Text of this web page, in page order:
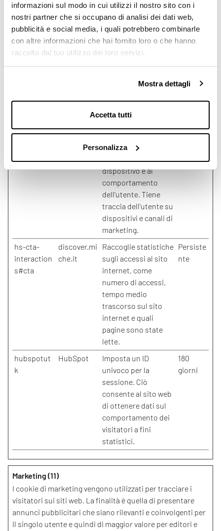
informazioni sul modo in cui utilizzi il nostro sito con i
nostri partner che si occupano di analisi dei dati web,
pubblicità e social media, i quali potrebbero combinarle
con altre informazioni che hai fornito loro o che hanno
raccolto dal tuo utilizzo dei loro servizi.
Mostra dettagli
Accetta tutti
Personalizza
statistici.
dati a Google
dell'utente. Tiene
marketing.
2 anni
_ga_# Google
Utilizzato per inviare
dati a Google
Analytics in merito al
dispositivo e al
comportamento
dell'utente. Tiene
traccia dell'utente su
dispositivi e canali di
marketing.
2 anni
hs-cta-
interaction
s#cta
discover.mi
che.it
Raccoglie statistiche
sugli accessi al sito
internet, come
numero di accessi,
tempo medio
trascorso sul sito
internet e quali
pagine sono state
lette.
Persiste
nte
hubspotut
k
HubSpot
Imposta un ID
univoco per la
sessione. Ciò
consente al sito web
di ottenere dati sul
comportamento dei
visitatori a fini
statistici.
180
giorni
Marketing (11)
I cookie di marketing vengono utilizzati per tracciare i
visitatori sui siti web. La finalità è quella di presentare
annunci pubblicitari che siano rilevanti e coinvolgenti per
il singolo utente e quindi di maggior valore per editori e